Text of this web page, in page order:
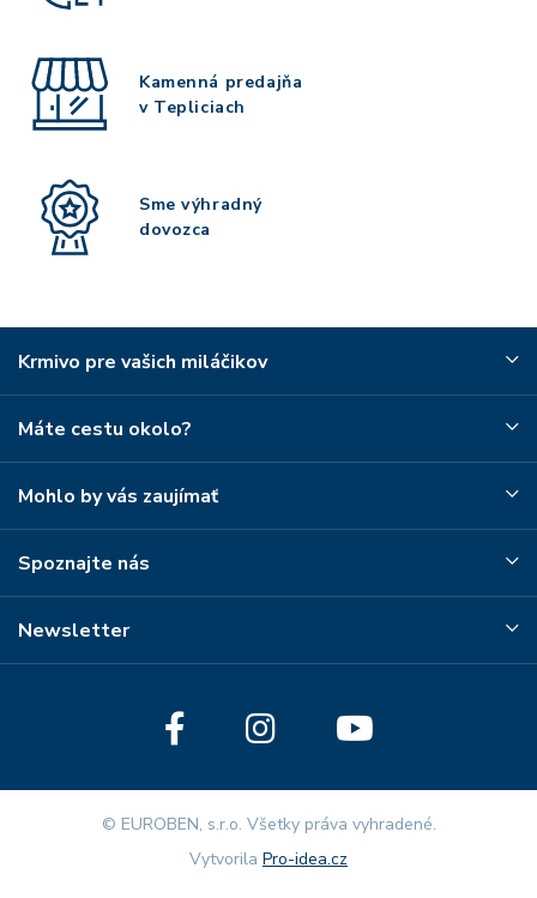
Kamenná predajňa
v Tepliciach
Sme výhradný
dovozca
Krmivo pre vašich miláčikov
Máte cestu okolo?
Mohlo by vás zaujímať
Spoznajte nás
Newsletter
© EUROBEN, s.r.o. Všetky práva vyhradené.
Vytvorila Pro-idea.cz